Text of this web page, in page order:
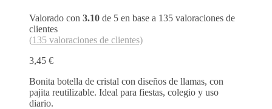
Valorado con 3.10 de 5 en base a 135 valoraciones de
clientes
(135 valoraciones de clientes)
3,45 €
Bonita botella de cristal con diseños de llamas, con
pajita reutilizable. Ideal para fiestas, colegio y uso
diario.